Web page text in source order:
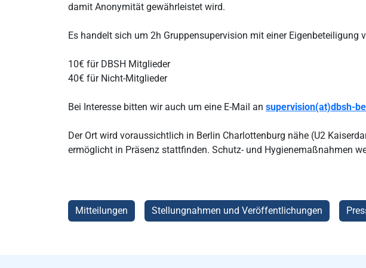
damit Anonymität gewährleistet wird.
Es handelt sich um 2h Gruppensupervision mit einer Eigenbeteiligung
10€ für DBSH Mitglieder
40€ für Nicht-Mitglieder
Bei Interesse bitten wir auch um eine E-Mail an supervision(at)dbsh-
Der Ort wird voraussichtlich in Berlin Charlottenburg nähe (U2
ermöglicht in Präsenz stattfinden. Schutz- und Hygienemaßnahmen
Mitteilungen Stellungnahmen und Veröffentlichungen